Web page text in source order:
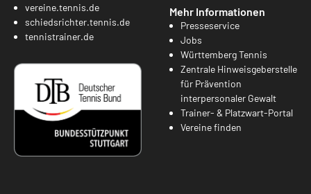
vereine.tennis.de
schiedsrichter.tennis.de
tennistrainer.de
Mehr Informationen
Presseservice
Jobs
Württemberg Tennis
Zentrale Hinweisgeberstelle
für Prävention
interpersonaler Gewalt
Trainer- & Platzwart-Portal
Vereine finden